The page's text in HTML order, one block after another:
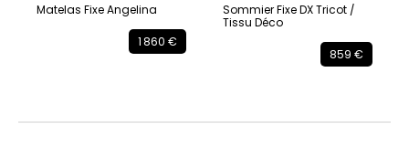
Matelas Fixe Angelina
1 860 €
Sommier Fixe DX Tricot /
Tissu Déco
859 €